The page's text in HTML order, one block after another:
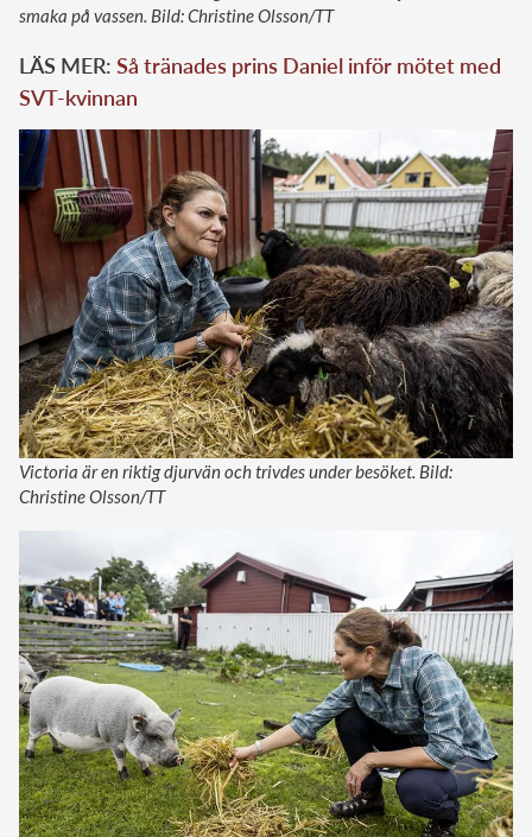
smaka på vassen. Bild: Christine Olsson/TT
LÄS MER: Så tränades prins Daniel inför mötet med
SVT-kvinnan
Victoria är en riktig djurvän och trivdes under besöket. Bild:
Christine Olsson/TT